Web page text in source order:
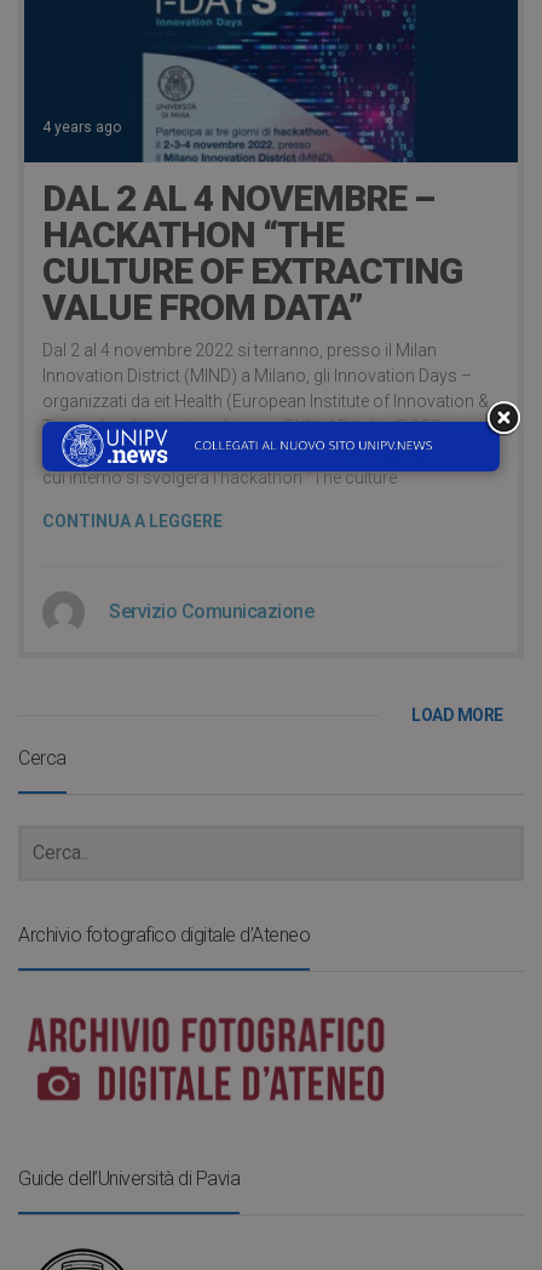
4 years ago
DAL 2 AL 4 NOVEMBRE –
HACKATHON “THE
CULTURE OF EXTRACTING
VALUE FROM DATA”
Dal 2 al 4 novembre 2022 si terranno, presso il Milan
Innovation District (MIND) a Milano, gli Innovation Days –
organizzati da eit Health (European Institute of Innovation &
Technology) in partnership con SYNLAB Italia, IRCCS
SYNLAB SDN e Università degli Studi di Napoli Federico II – al
cui interno si svolgerà l’hackathon “The culture
CONTINUA A LEGGERE
Servizio Comunicazione
LOAD MORE
Cerca
Archivio fotografico digitale d’Ateneo
Guide dell’Università di Pavia